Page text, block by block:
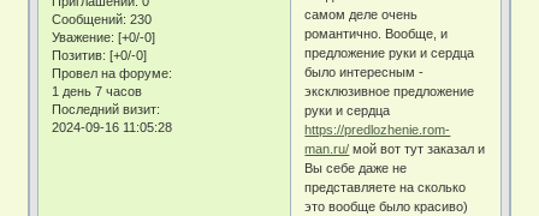
Сообщений: 230
Уважение: [+0/-0]
Позитив: [+0/-0]
Провел на форуме:
1 день 7 часов
Последний визит:
2024-09-16 11:05:28
самом деле очень
романтично. Вообще, и
предложение руки и сердца
было интересным -
эксклюзивное предложение
руки и сердца
https://predlozhenie.rom-
man.ru/ мой вот тут заказал и
Вы себе даже не
представляете на сколько
это вообще было красиво)